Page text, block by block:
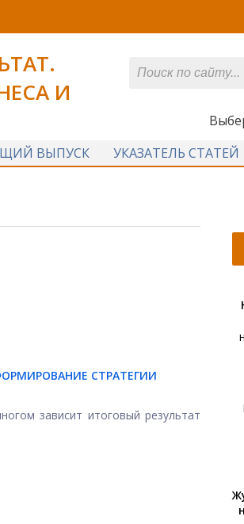
И
ВЫПУСК УКАЗАТЕЛЬ СТАТЕЙ
СТРАТЕГИИ
зависит итоговый результат